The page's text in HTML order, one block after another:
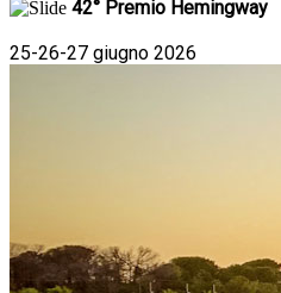
42° Premio Hemingway
25-26-27 giugno 2026